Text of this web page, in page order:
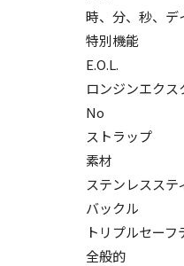
時、分、秒、デ
特別機能
E.O.L.
ロンジンエク
No
ストラップ
素材
ステンレスステ
バックル
トリプルセー
全般的